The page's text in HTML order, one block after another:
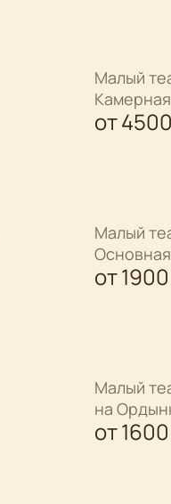
Малый
от4500
Малый
от1900
Малый
на
от1600